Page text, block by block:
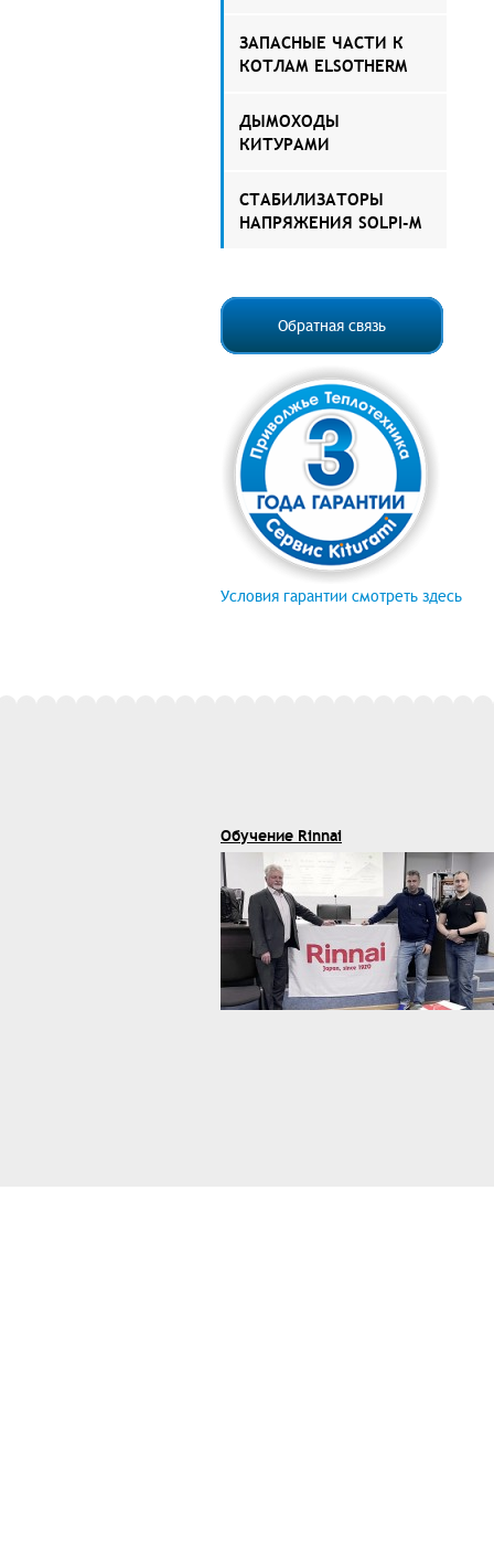
ЗАПАСНЫЕ ЧАСТИ К
КОТЛАМ ELSOTHERM
ДЫМОХОДЫ
КИТУРАМИ
СТАБИЛИЗАТОРЫ
НАПРЯЖЕНИЯ SOLPI-M
Обратная связь
Условия гарантии смотреть здесь
Обучение Rinnai